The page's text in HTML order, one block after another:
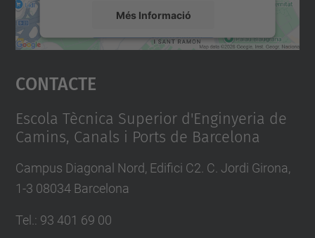
Més Informació
Accepta
powered by
Contacte
Escola Tècnica Superior d'Enginyeria de
Camins, Canals i Ports de Barcelona
Campus Diagonal Nord, Edifici C2. C. Jordi Girona,
1-3 08034 Barcelona
Tel.: 93 401 69 00